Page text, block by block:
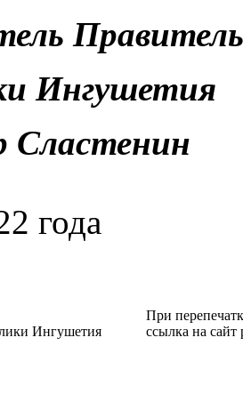
Ингушетия
Сластенин
года
Ингушетия
При
ссылка на сайт